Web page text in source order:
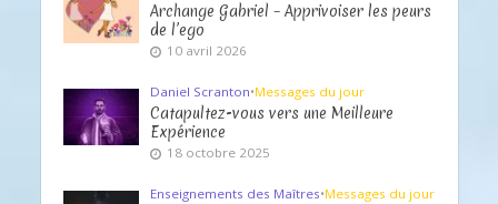
Archange Gabriel – Apprivoiser les peurs
de l’ego
10 avril 2026
Daniel Scranton•Messages du jour
Catapultez-vous vers une Meilleure
Expérience
18 octobre 2025
Enseignements des Maîtres•Messages du jour